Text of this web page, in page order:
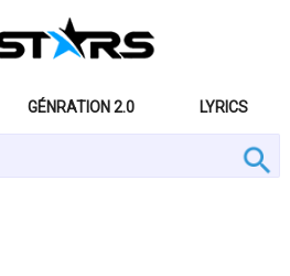
GÉNRATION 2.0 LYRICS